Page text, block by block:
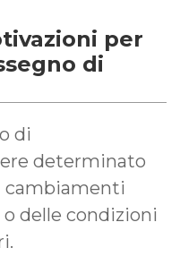
per
di
di
determinato
cambiamenti
delle condizioni